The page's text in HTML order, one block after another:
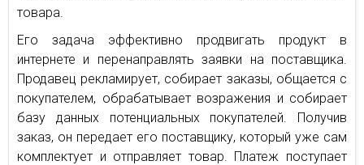
товара.
Его задача эффективно продвигать продукт в
интернете и перенаправлять заявки на поставщика.
Продавец рекламирует, собирает заказы, общается с
покупателем, обрабатывает возражения и собирает
базу данных потенциальных покупателей. Получив
заказ, он передает его поставщику, который уже сам
комплектует и отправляет товар. Платеж поступает